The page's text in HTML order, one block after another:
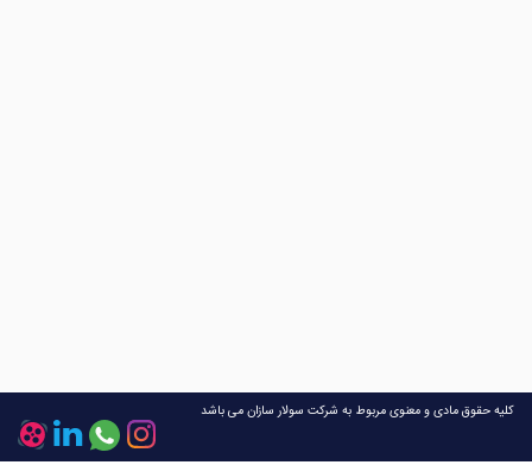
کلیه حقوق مادی و معنوی مربوط به شرکت سولار سازان می باشد